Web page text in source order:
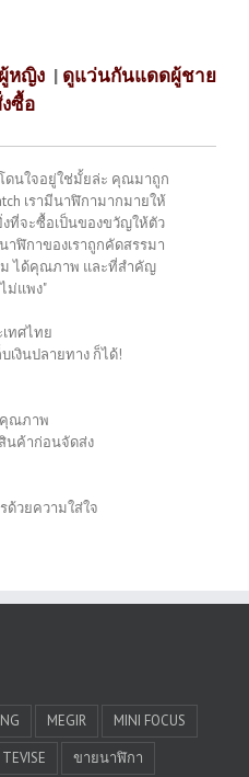
หญิง | ดูแว่นกันแดดผู้ชาย
ซื้อ
นใจอยู่ใช่มั้ยล่ะ คุณมาถูก
เรามีนาฬิกามากมายให้
งที่จะซื้อเป็นของขวัญให้ตัว
ฬิกาของเราถูกคัดสรรมา
ม ได้คุณภาพ และที่สำคัญ
ม่แพง"
เทศไทย
เงินปลายทาง ก็ได้!
ณภาพ
นค้าก่อนจัดส่ง
ด้วยความใส่ใจ
MEGIR
MINI FOCUS
TEVISE
ขายนาฬิกา